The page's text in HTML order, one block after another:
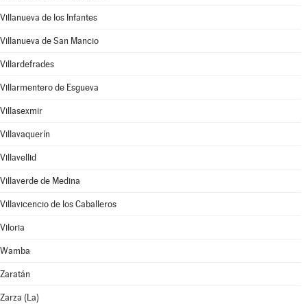
Villanueva de los Infantes
Villanueva de San Mancio
Villardefrades
Villarmentero de Esgueva
Villasexmir
Villavaquerín
Villavellid
Villaverde de Medina
Villavicencio de los Caballeros
Viloria
Wamba
Zaratán
Zarza (La)